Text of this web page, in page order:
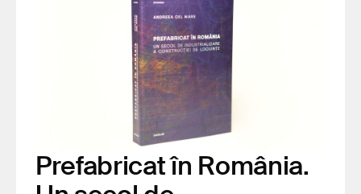
Prefabricat în România.